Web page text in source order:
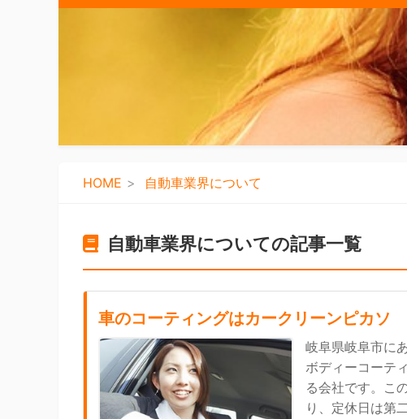
HOME 自動車業界について
自動車業界についての記事一覧
車のコーティングはカークリーンピカソ
岐阜県岐阜市に
ボディーコーテ
る会社です。こ
り、定休日は第